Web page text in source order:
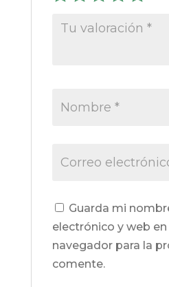
Guarda mi
electrónico y web
navegador para la
comente.